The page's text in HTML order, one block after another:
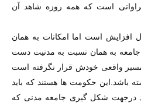
است كه همه روزه شاهد آن
افزايش است اما امكانات به همان
،جامعه به همان نسبت به مدنيت دست
مسير واقعى خودش قرار نگرفته است
باشد.اين حكومت ها هستند كه بايد
درجهت شكل گيرى جامعه مدنى كه